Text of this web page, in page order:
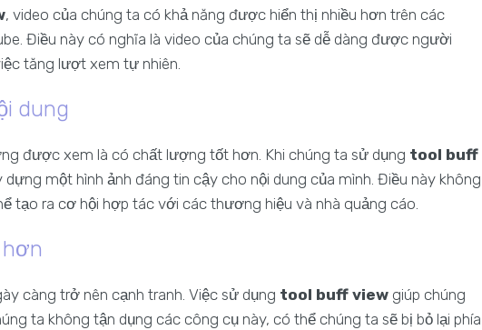
, video của chúng ta có khả năng được hiển thị nhiều hơn trên các
Điều này có nghĩa là video của chúng ta sẽ dễ dàng được người
tăng lượt xem tự nhiên.
dung
được xem là có chất lượng tốt hơn. Khi chúng ta sử dụng tool buff
một hình ảnh đáng tin cậy cho nội dung của mình. Điều này không
tạo ra cơ hội hợp tác với các thương hiệu và nhà quảng cáo.
hơn
càng trở nên cạnh tranh. Việc sử dụng tool buff view giúp chúng
ta không tận dụng các công cụ này, có thể chúng ta sẽ bị bỏ lại phía